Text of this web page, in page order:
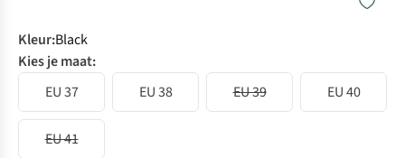
Kleur:Black
Kies je maat:
EU 37
EU 38 EU 39 EU 40
EU 41